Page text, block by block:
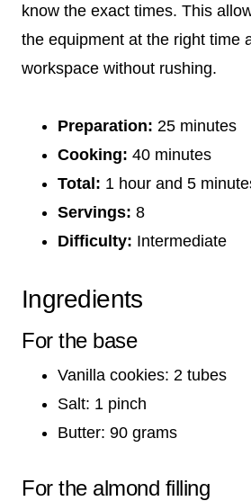
know the exact times. This
the equipment at the right time
workspace without rushing.
Preparation: 25 minutes
Cooking: 40 minutes
Total: 1 hour and 5
Servings: 8
Difficulty: Intermediate
Ingredients
For the base
Vanilla cookies: 2 tubes
Salt: 1 pinch
Butter: 90 grams
For the almond filling